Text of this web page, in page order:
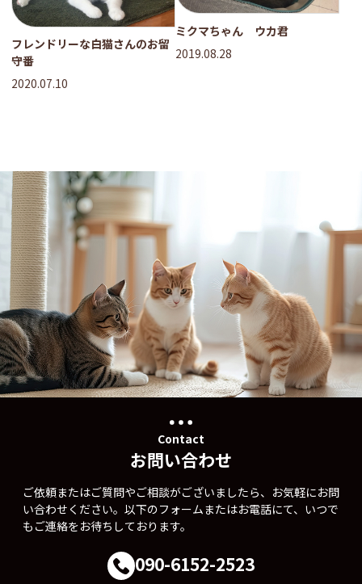
フレンドリーな白猫さんのお留
守番
2020.07.10
ミクマちゃん ウカ君
2019.08.28
Contact
お問い合わせ
ご依頼またはご質問やご相談がございましたら、お気軽にお問
い合わせください。以下のフォームまたはお電話にて、いつで
もご連絡をお待ちしております。
090-6152-2523